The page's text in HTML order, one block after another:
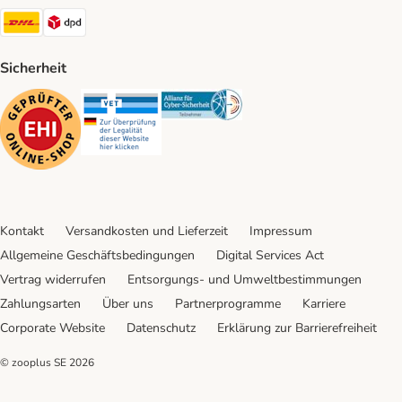
DHL Shipping Method
Sicherheit
Security Security Security
Kontakt Versandkosten und Lieferzeit
Impressum
Allgemeine Geschäftsbedingungen
Digital Services Act
Vertrag widerrufen
Entsorgungs- und Umweltbestimmungen
Zahlungsarten
Über uns Partnerprogramme
Karriere
Corporate Website
Datenschutz Erklärung zur Barrierefreiheit
© zooplus SE 2026